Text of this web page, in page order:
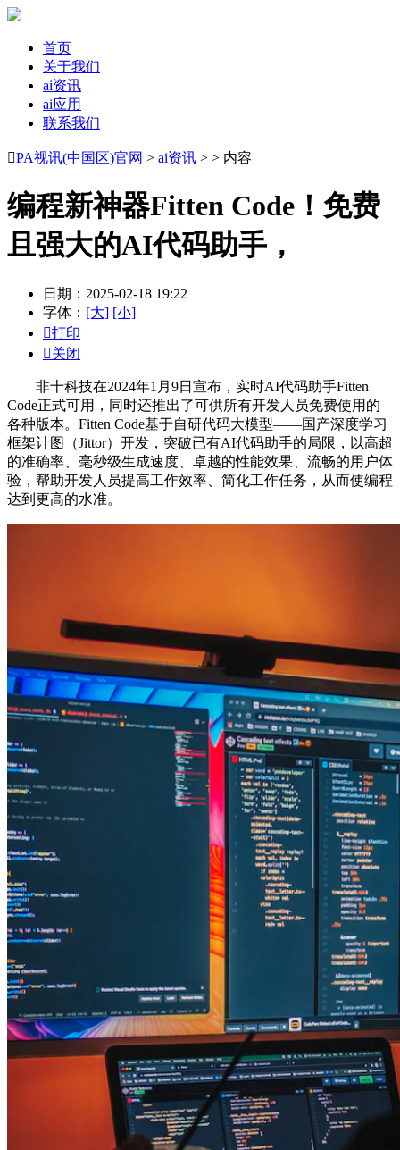
首页
关于我们
ai资讯
ai应用
联系我们
PA视讯(中国区)官网 > ai资讯 > > 内容
编程新神器Fitten Code！免费
且强大的AI代码助手，
日期：2025-02-18 19:22
字体： [大] [小]
打印
关闭
非十科技在2024年1月9日宣布，实时AI代码助手Fitten
Code正式可用，同时还推出了可供所有开发人员免费使用的
各种版本。Fitten Code基于自研代码大模型——国产深度学习
框架计图（Jittor）开发，突破已有AI代码助手的局限，以高超
的准确率、毫秒级生成速度、卓越的性能效果、流畅的用户体
验，帮助开发人员提高工作效率、简化工作任务，从而使编程
达到更高的水准。